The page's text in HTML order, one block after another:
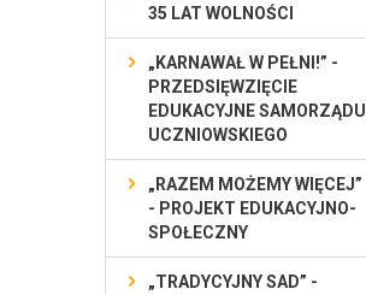
35 LAT WOLNOŚCI
„KARNAWAŁ W PEŁNI!” -
PRZEDSIĘWZIĘCIE
EDUKACYJNE SAMORZĄDU
UCZNIOWSKIEGO
„RAZEM MOŻEMY WIĘCEJ”
- PROJEKT EDUKACYJNO-
SPOŁECZNY
„TRADYCYJNY SAD” -